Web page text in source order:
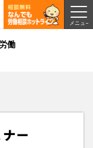
働
ー